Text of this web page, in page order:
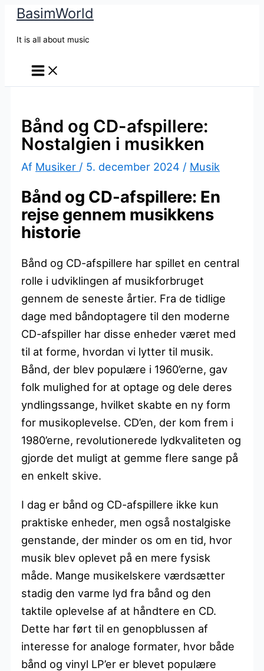
BasimWorld
It is all about music
Bånd og CD-afspillere:
Nostalgien i musikken
Af Musiker / 5. december 2024 / Musik
Bånd og CD-afspillere: En
rejse gennem musikkens
historie
Bånd og CD-afspillere har spillet en central
rolle i udviklingen af musikforbruget
gennem de seneste årtier. Fra de tidlige
dage med båndoptagere til den moderne
CD-afspiller har disse enheder været med
til at forme, hvordan vi lytter til musik.
Bånd, der blev populære i 1960’erne, gav
folk mulighed for at optage og dele deres
yndlingssange, hvilket skabte en ny form
for musikoplevelse. CD’en, der kom frem i
1980’erne, revolutionerede lydkvaliteten og
gjorde det muligt at gemme flere sange på
en enkelt skive.
I dag er bånd og CD-afspillere ikke kun
praktiske enheder, men også nostalgiske
genstande, der minder os om en tid, hvor
musik blev oplevet på en mere fysisk
måde. Mange musikelskere værdsætter
stadig den varme lyd fra bånd og den
taktile oplevelse af at håndtere en CD.
Dette har ført til en genopblussen af
interesse for analoge formater, hvor både
bånd og vinyl LP’er er blevet populære